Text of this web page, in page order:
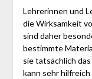
Lehrerinnen und
die Wirksamkeit
sind daher
bestimmte
sie tatsächlich
kann sehr